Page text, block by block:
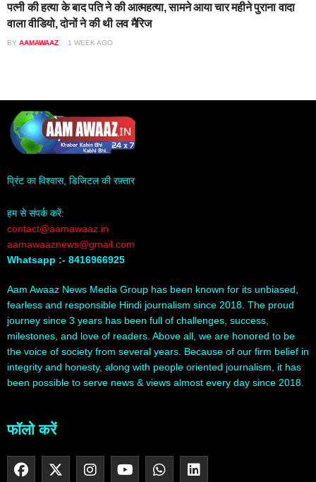
पत्नी की हत्या के बाद पति ने की आत्महत्या, सामने आया चार महीने पुराना वादा
वाला वीडियो, दोनों ने की थी लव मैरिज
BY AAMAWAAZ 1 WEEK AGO
प्रिंट का विश्वास, डिजिटल की रफ़्तार
हम से संपर्क करें:
contact@aamawaaz.in
aamawaaznews@gmail.com
Whatsapp :- 8416966925
Aam Awaaz News Media Group has been known for its unbiased,
fearless and responsible Hindi journalism since 2018. The proud
journey since 3 years has been full of challenges, success,
milestones, and love of readers. Above all, we are honored to be
the voice of society from several years. Because of our firm belief in
integrity and honesty, along with people oriented journalism, it has
been possible to serve news & views almost every day since 2018.
फॉलो करें